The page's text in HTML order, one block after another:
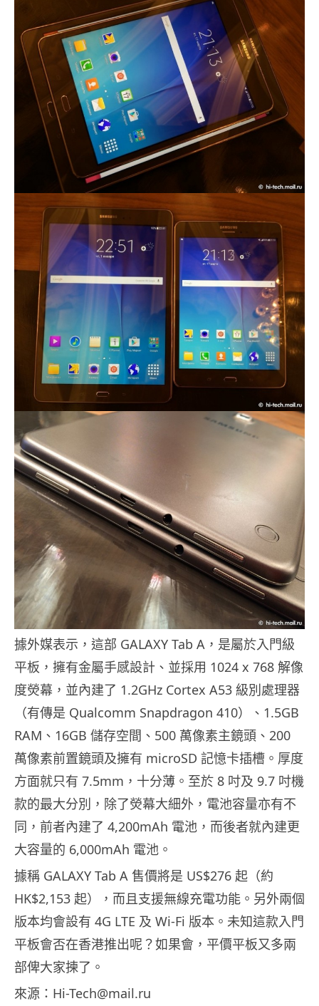
據外媒表示，這部 GALAXY Tab A，是屬於入門級
平板，擁有金屬手感設計、並採用 1024 x 768 解像
度熒幕，並內建了 1.2GHz Cortex A53 級別處理器
（有傳是 Qualcomm Snapdragon 410）、1.5GB
RAM、16GB 儲存空間、500 萬像素主鏡頭、200
萬像素前置鏡頭及擁有 microSD 記憶卡插槽。厚度
方面就只有 7.5mm，十分薄。至於 8 吋及 9.7 吋機
款的最大分別，除了熒幕大細外，電池容量亦有不
同，前者內建了 4,200mAh 電池，而後者就內建更
大容量的 6,000mAh 電池。
據稱 GALAXY Tab A 售價將是 US$276 起（約
HK$2,153 起），而且支援無線充電功能。另外兩個
版本均會設有 4G LTE 及 Wi-Fi 版本。未知這款入門
平板會否在香港推出呢？如果會，平價平板又多兩
部俾大家揀了。
來源：Hi-Tech@mail.ru